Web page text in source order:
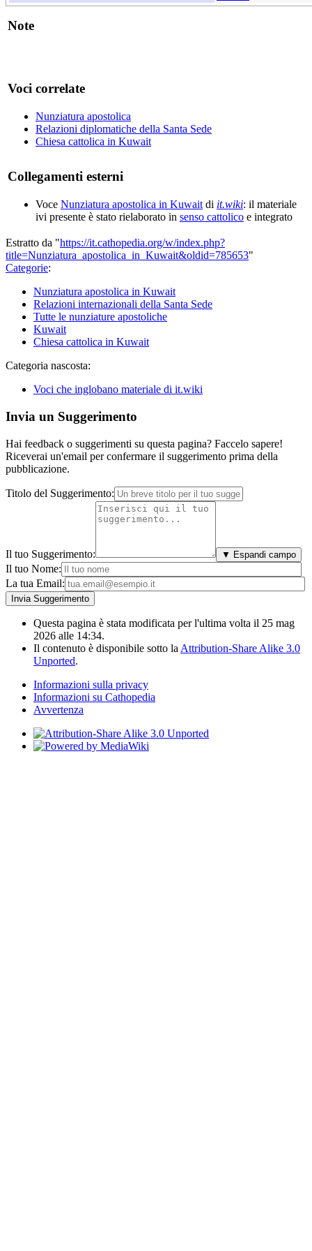
Note
Voci correlate
Nunziatura apostolica
Relazioni diplomatiche della Santa Sede
Chiesa cattolica in Kuwait
Collegamenti esterni
Voce Nunziatura apostolica in Kuwaitdi it.wiki: il materiale
ivi presente è stato rielaborato in senso cattolico e integrato
Estratto da "https://it.cathopedia.org/w/index.php?
title=Nunziatura_apostolica_in_Kuwait&oldid=785653"
Categorie:
Nunziatura apostolica in Kuwait
Relazioni internazionali della Santa Sede
Tutte le nunziature apostoliche
Kuwait
Chiesa cattolica in Kuwait
Categoria nascosta:
Voci che inglobano materiale di it.wiki
Invia un Suggerimento
Hai feedback o suggerimenti su questa pagina? Faccelo sapere!
Riceverai un'email per confermare il suggerimento prima della
pubblicazione.
Titolo del Suggerimento:
Il tuo Suggerimento: ▼ Espandi campo
Il tuo Nome:
La tua Email:
Questa pagina è stata modificata per l'ultima volta il 25 mag
2026 alle 14:34.
Il contenuto è disponibile sotto la Attribution-Share Alike 3.0
Unported.
Informazioni sulla privacy
Informazioni su Cathopedia
Avvertenza